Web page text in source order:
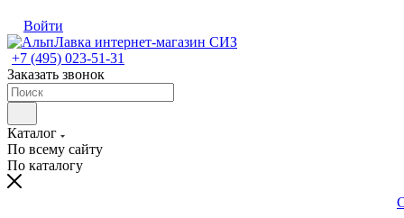
Войти
+7 (495) 023-51-31
Заказать звонок
Каталог
По всему сайту
По каталогу